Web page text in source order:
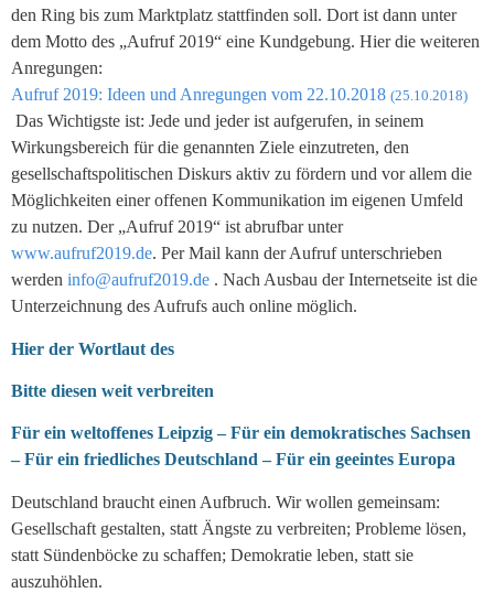
den Ring bis zum Marktplatz stattfinden soll. Dort ist dann unter
dem Motto des „Aufruf 2019“ eine Kundgebung. Hier die weiteren
Anregungen:
Aufruf 2019: Ideen und Anregungen vom 22.10.2018 (25.10.2018)
Das Wichtigste ist: Jede und jeder ist aufgerufen, in seinem
Wirkungsbereich für die genannten Ziele einzutreten, den
gesellschaftspolitischen Diskurs aktiv zu fördern und vor allem die
Möglichkeiten einer offenen Kommunikation im eigenen Umfeld
zu nutzen. Der „Aufruf 2019“ ist abrufbar unter
www.aufruf2019.de. Per Mail kann der Aufruf unterschrieben
werden info@aufruf2019.de . Nach Ausbau der Internetseite ist die
Unterzeichnung des Aufrufs auch online möglich.
Hier der Wortlaut des
Bitte diesen weit verbreiten
Für ein weltoffenes Leipzig – Für ein demokratisches Sachsen
– Für ein friedliches Deutschland – Für ein geeintes Europa
Deutschland braucht einen Aufbruch. Wir wollen gemeinsam:
Gesellschaft gestalten, statt Ängste zu verbreiten; Probleme lösen,
statt Sündenböcke zu schaffen; Demokratie leben, statt sie
auszuhöhlen.